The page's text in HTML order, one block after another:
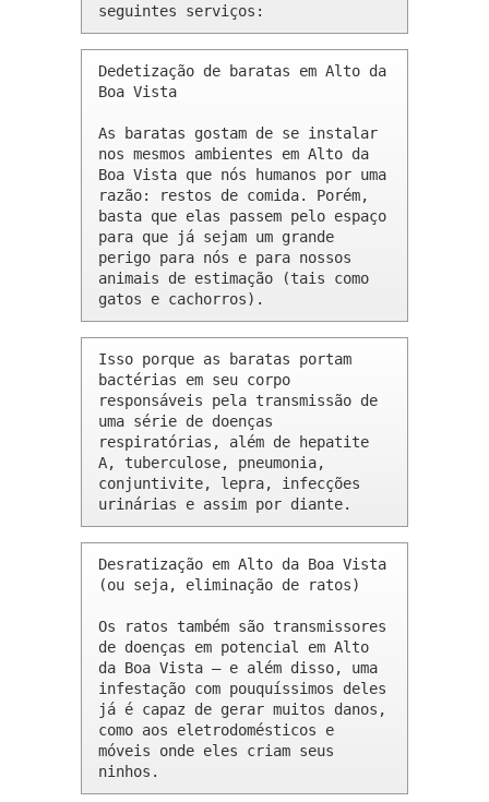
seguintes serviços:
Dedetização de baratas em Alto da
Boa Vista
As baratas gostam de se instalar
nos mesmos ambientes em Alto da
Boa Vista que nós humanos por uma
razão: restos de comida. Porém,
basta que elas passem pelo espaço
para que já sejam um grande
perigo para nós e para nossos
animais de estimação (tais como
gatos e cachorros).
Isso porque as baratas portam
bactérias em seu corpo
responsáveis pela transmissão de
uma série de doenças
respiratórias, além de hepatite
A, tuberculose, pneumonia,
conjuntivite, lepra, infecções
urinárias e assim por diante.
Desratização em Alto da Boa Vista
(ou seja, eliminação de ratos)
Os ratos também são transmissores
de doenças em potencial em Alto
da Boa Vista – e além disso, uma
infestação com pouquíssimos deles
já é capaz de gerar muitos danos,
como aos eletrodomésticos e
móveis onde eles criam seus
ninhos.